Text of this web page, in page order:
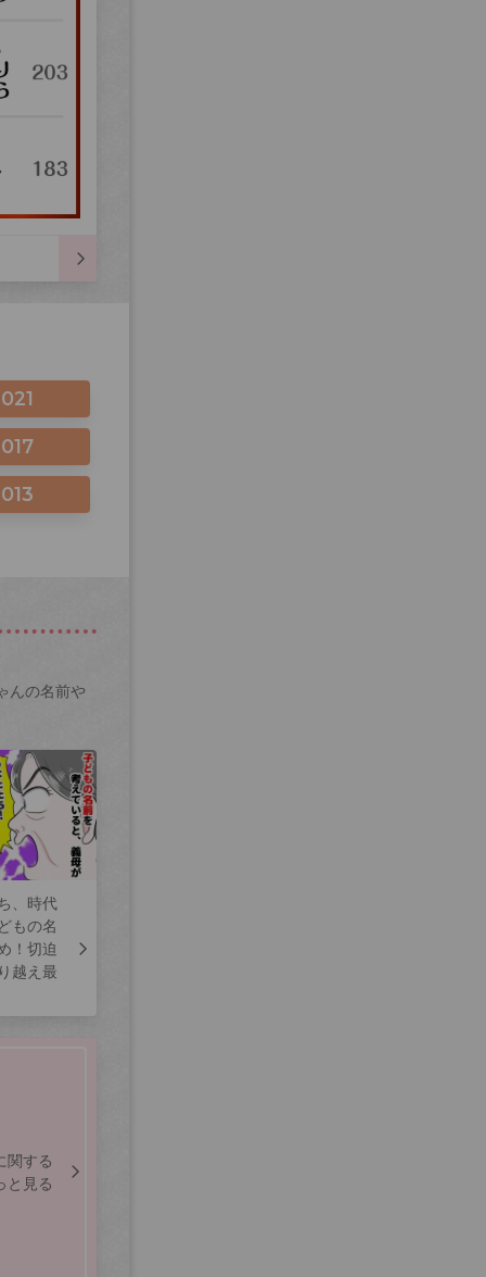
んの名前や
、時代
もの名
！切迫
越え最
関する
と見る